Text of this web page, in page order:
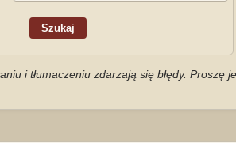
i tłumaczeniu zdarzają się błędy. Proszę